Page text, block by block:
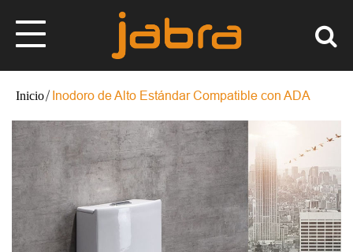
Inodoro de Alto Estándar Compatible con ADA